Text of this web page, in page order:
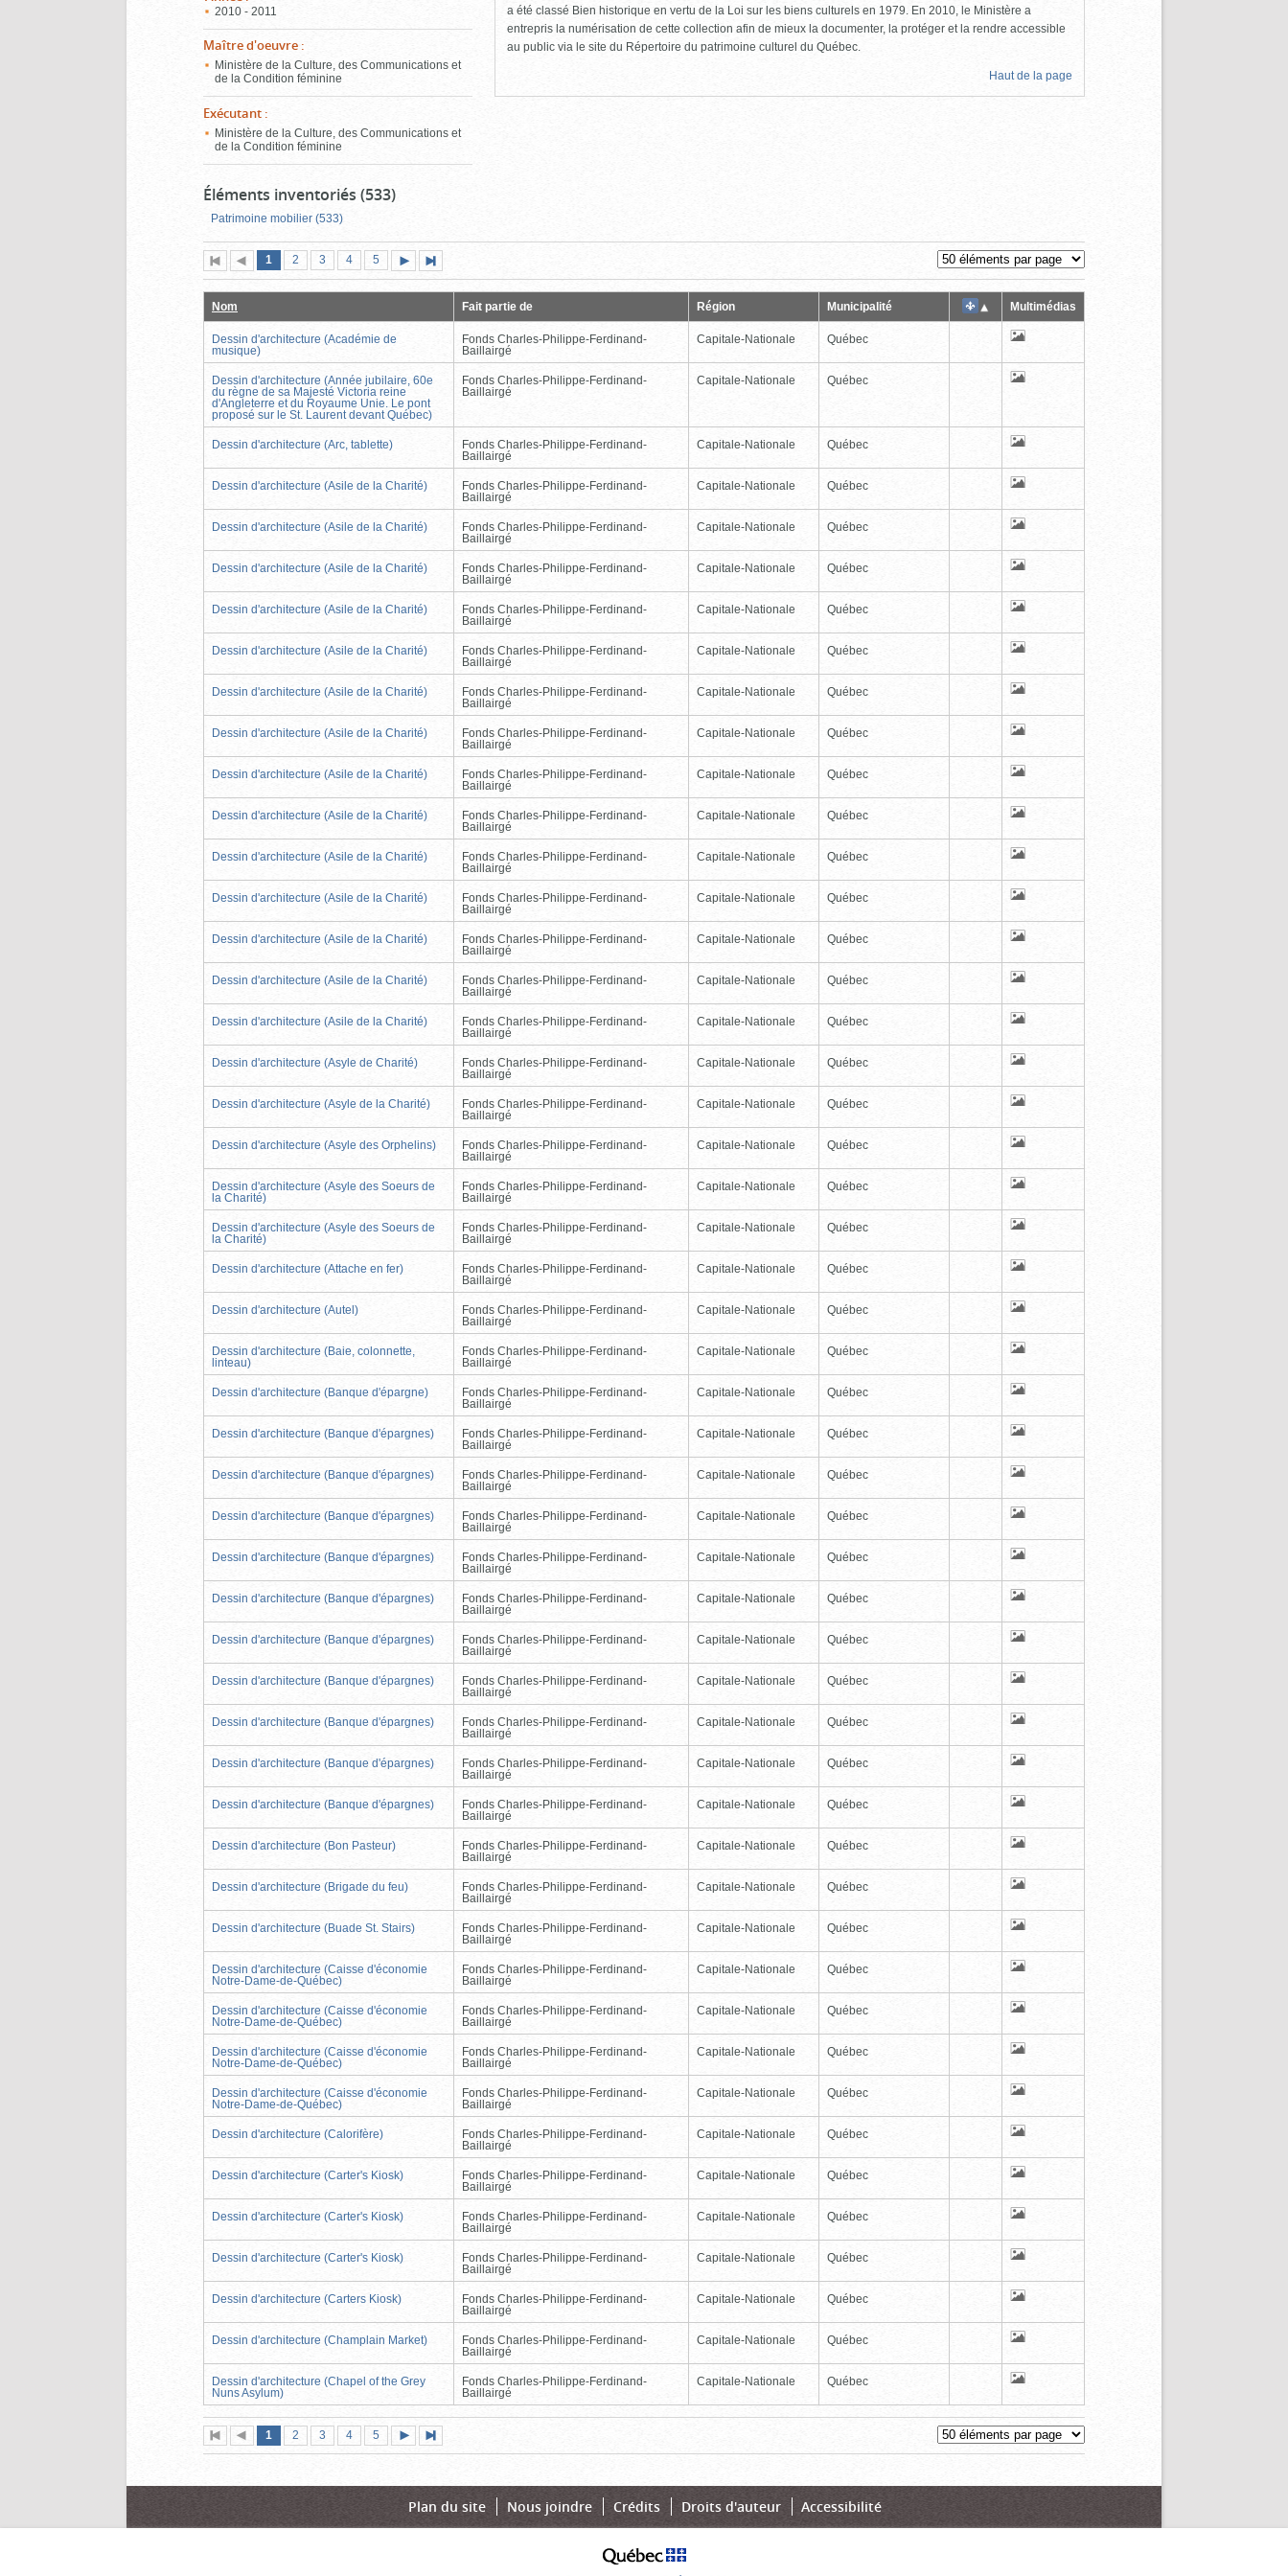
2010 - 2011
Maître d'oeuvre :
Ministère de la Culture, des Communications et
de la Condition féminine
Exécutant :
Ministère de la Culture, des Communications et
de la Condition féminine
a été classé Bien historique en vertu de la Loi sur les biens culturels en 1979. En 2010, le Ministère a
entrepris la numérisation de cette collection afin de mieux la documenter, la protéger et la rendre accessible
au public via le site du Répertoire du patrimoine culturel du Québec.
Haut de la page
Éléments inventoriés (533)
Patrimoine mobilier (533)
Première
page
Page
précédente
Page
1 (page
actuelle)
Page
2 Page
3 Page
4 Page
5
suivante
page
Nom Fait partie de Région Municipalité Multimédias
Dessin d'architecture (Académie de
musique)
Fonds Charles-Philippe-Ferdinand-
Baillairgé
Capitale-Nationale Québec
Dessin d'architecture (Année jubilaire, 60e
du règne de sa Majesté Victoria reine
d'Angleterre et du Royaume Unie. Le pont
proposé sur le St. Laurent devant Québec)
Fonds Charles-Philippe-Ferdinand-
Baillairgé
Capitale-Nationale Québec
Dessin d'architecture (Arc, tablette)
Fonds Charles-Philippe-Ferdinand-
Baillairgé
Capitale-Nationale Québec
Dessin d'architecture (Asile de la Charité)
Fonds Charles-Philippe-Ferdinand-
Baillairgé
Capitale-Nationale Québec
Dessin d'architecture (Asile de la Charité)
Fonds Charles-Philippe-Ferdinand-
Baillairgé
Capitale-Nationale Québec
Dessin d'architecture (Asile de la Charité)
Fonds Charles-Philippe-Ferdinand-
Baillairgé
Capitale-Nationale Québec
Dessin d'architecture (Asile de la Charité)
Fonds Charles-Philippe-Ferdinand-
Baillairgé
Capitale-Nationale Québec
Dessin d'architecture (Asile de la Charité)
Fonds Charles-Philippe-Ferdinand-
Baillairgé
Capitale-Nationale Québec
Dessin d'architecture (Asile de la Charité)
Fonds Charles-Philippe-Ferdinand-
Baillairgé
Capitale-Nationale Québec
Dessin d'architecture (Asile de la Charité)
Fonds Charles-Philippe-Ferdinand-
Baillairgé
Capitale-Nationale Québec
Dessin d'architecture (Asile de la Charité)
Fonds Charles-Philippe-Ferdinand-
Baillairgé
Capitale-Nationale Québec
Dessin d'architecture (Asile de la Charité)
Fonds Charles-Philippe-Ferdinand-
Baillairgé
Capitale-Nationale Québec
Dessin d'architecture (Asile de la Charité)
Fonds Charles-Philippe-Ferdinand-
Baillairgé
Capitale-Nationale Québec
Dessin d'architecture (Asile de la Charité)
Fonds Charles-Philippe-Ferdinand-
Baillairgé
Capitale-Nationale Québec
Dessin d'architecture (Asile de la Charité)
Fonds Charles-Philippe-Ferdinand-
Baillairgé
Capitale-Nationale Québec
Dessin d'architecture (Asile de la Charité)
Fonds Charles-Philippe-Ferdinand-
Baillairgé
Capitale-Nationale Québec
Dessin d'architecture (Asile de la Charité)
Fonds Charles-Philippe-Ferdinand-
Baillairgé
Capitale-Nationale Québec
Dessin d'architecture (Asyle de Charité)
Fonds Charles-Philippe-Ferdinand-
Baillairgé
Capitale-Nationale Québec
Dessin d'architecture (Asyle de la Charité)
Fonds Charles-Philippe-Ferdinand-
Baillairgé
Capitale-Nationale Québec
Dessin d'architecture (Asyle des Orphelins)
Fonds Charles-Philippe-Ferdinand-
Baillairgé
Capitale-Nationale Québec
Dessin d'architecture (Asyle des Soeurs de
la Charité)
Fonds Charles-Philippe-Ferdinand-
Baillairgé
Capitale-Nationale Québec
Dessin d'architecture (Asyle des Soeurs de
la Charité)
Fonds Charles-Philippe-Ferdinand-
Baillairgé
Capitale-Nationale Québec
Dessin d'architecture (Attache en fer)
Fonds Charles-Philippe-Ferdinand-
Baillairgé
Capitale-Nationale Québec
Dessin d'architecture (Autel)
Fonds Charles-Philippe-Ferdinand-
Baillairgé
Capitale-Nationale Québec
Dessin d'architecture (Baie, colonnette,
linteau)
Fonds Charles-Philippe-Ferdinand-
Baillairgé
Capitale-Nationale Québec
Dessin d'architecture (Banque d'épargne)
Fonds Charles-Philippe-Ferdinand-
Baillairgé
Capitale-Nationale Québec
Dessin d'architecture (Banque d'épargnes)
Fonds Charles-Philippe-Ferdinand-
Baillairgé
Capitale-Nationale Québec
Dessin d'architecture (Banque d'épargnes)
Fonds Charles-Philippe-Ferdinand-
Baillairgé
Capitale-Nationale Québec
Dessin d'architecture (Banque d'épargnes)
Fonds Charles-Philippe-Ferdinand-
Baillairgé
Capitale-Nationale Québec
Dessin d'architecture (Banque d'épargnes)
Fonds Charles-Philippe-Ferdinand-
Baillairgé
Capitale-Nationale Québec
Dessin d'architecture (Banque d'épargnes)
Fonds Charles-Philippe-Ferdinand-
Baillairgé
Capitale-Nationale Québec
Dessin d'architecture (Banque d'épargnes)
Fonds Charles-Philippe-Ferdinand-
Baillairgé
Capitale-Nationale Québec
Dessin d'architecture (Banque d'épargnes)
Fonds Charles-Philippe-Ferdinand-
Baillairgé
Capitale-Nationale Québec
Dessin d'architecture (Banque d'épargnes)
Fonds Charles-Philippe-Ferdinand-
Baillairgé
Capitale-Nationale Québec
Dessin d'architecture (Banque d'épargnes)
Fonds Charles-Philippe-Ferdinand-
Baillairgé
Capitale-Nationale Québec
Dessin d'architecture (Banque d'épargnes)
Fonds Charles-Philippe-Ferdinand-
Baillairgé
Capitale-Nationale Québec
Dessin d'architecture (Bon Pasteur)
Fonds Charles-Philippe-Ferdinand-
Baillairgé
Capitale-Nationale Québec
Dessin d'architecture (Brigade du feu)
Fonds Charles-Philippe-Ferdinand-
Baillairgé
Capitale-Nationale Québec
Dessin d'architecture (Buade St. Stairs)
Fonds Charles-Philippe-Ferdinand-
Baillairgé
Capitale-Nationale Québec
Dessin d'architecture (Caisse d'économie
Notre-Dame-de-Québec)
Fonds Charles-Philippe-Ferdinand-
Baillairgé
Capitale-Nationale Québec
Dessin d'architecture (Caisse d'économie
Notre-Dame-de-Québec)
Fonds Charles-Philippe-Ferdinand-
Baillairgé
Capitale-Nationale Québec
Dessin d'architecture (Caisse d'économie
Notre-Dame-de-Québec)
Fonds Charles-Philippe-Ferdinand-
Baillairgé
Capitale-Nationale Québec
Dessin d'architecture (Caisse d'économie
Notre-Dame-de-Québec)
Fonds Charles-Philippe-Ferdinand-
Baillairgé
Capitale-Nationale Québec
Dessin d'architecture (Calorifère)
Fonds Charles-Philippe-Ferdinand-
Baillairgé
Capitale-Nationale Québec
Dessin d'architecture (Carter's Kiosk)
Fonds Charles-Philippe-Ferdinand-
Baillairgé
Capitale-Nationale Québec
Dessin d'architecture (Carter's Kiosk)
Fonds Charles-Philippe-Ferdinand-
Baillairgé
Capitale-Nationale Québec
Dessin d'architecture (Carter's Kiosk)
Fonds Charles-Philippe-Ferdinand-
Baillairgé
Capitale-Nationale Québec
Dessin d'architecture (Carters Kiosk)
Fonds Charles-Philippe-Ferdinand-
Baillairgé
Capitale-Nationale Québec
Dessin d'architecture (Champlain Market)
Fonds Charles-Philippe-Ferdinand-
Baillairgé
Capitale-Nationale Québec
Dessin d'architecture (Chapel of the Grey
Nuns Asylum)
Fonds Charles-Philippe-Ferdinand-
Baillairgé
Capitale-Nationale Québec
Première
page
Page
précédente
Page
1 (page
actuelle)
Page
2 Page
3 Page
4 Page
5
suivante
page
Plan du site Nous joindre Crédits Droits d'auteur Accessibilité